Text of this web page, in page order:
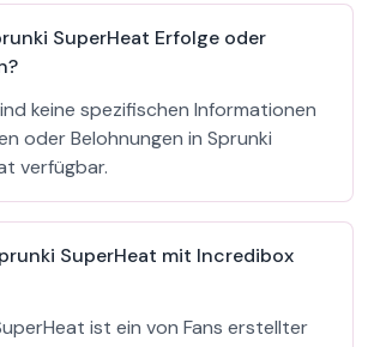
SuperHeat Erfolge oder
keine spezifischen Informationen
oder Belohnungen in Sprunki
verfügbar.
SuperHeat mit Incredibox
ist ein von Fans erstellter